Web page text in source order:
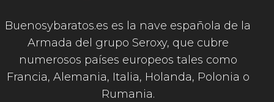
Buenosybaratos.es es la nave española de la
Armada del grupo Seroxy, que cubre
numerosos países europeos tales como
Francia, Alemania, Italia, Holanda, Polonia o
Rumania.